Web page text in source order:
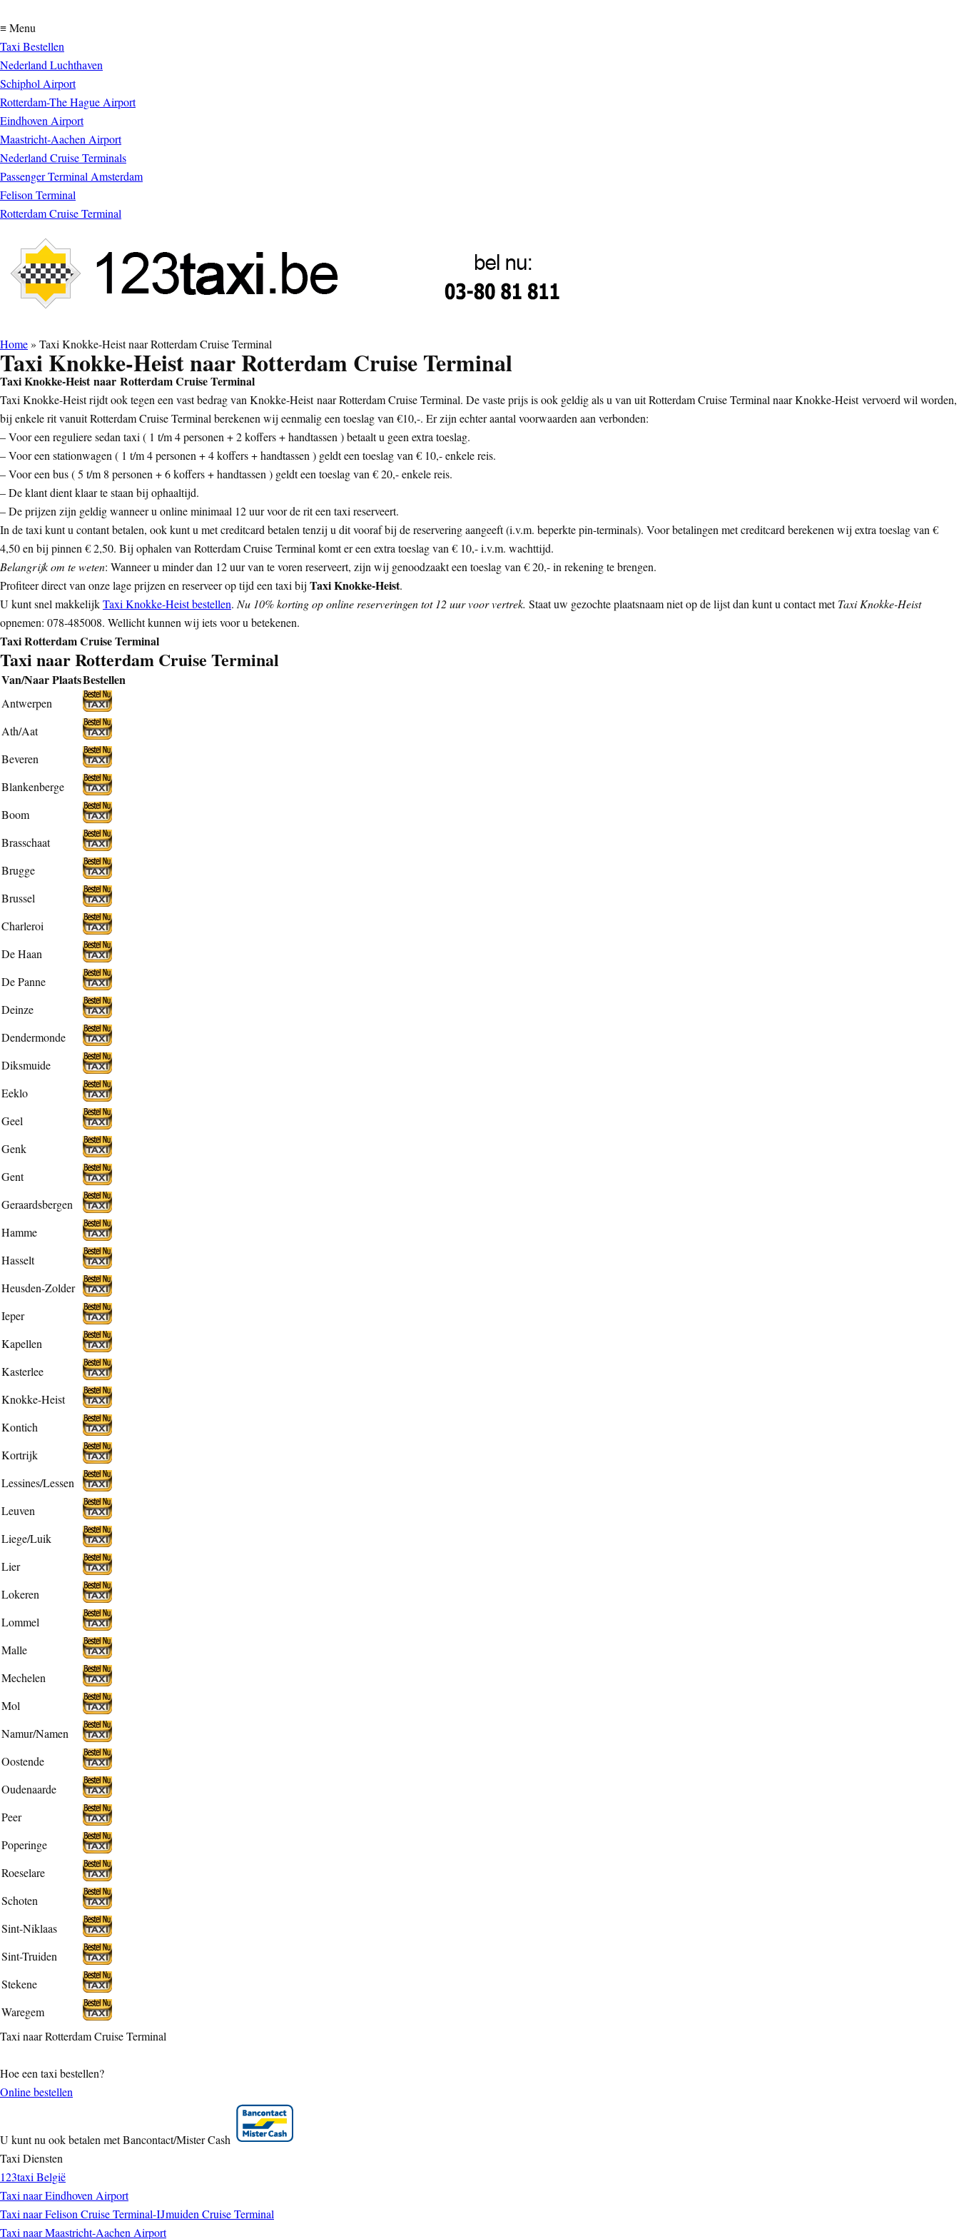
≡ Menu
Taxi Bestellen
Nederland Luchthaven
Schiphol Airport
Rotterdam-The Hague Airport
Eindhoven Airport
Maastricht-Aachen Airport
Nederland Cruise Terminals
Passenger Terminal Amsterdam
Felison Terminal
Rotterdam Cruise Terminal
Home» Taxi Knokke-Heist naar Rotterdam Cruise Terminal
Taxi Knokke-Heist naar Rotterdam Cruise Terminal
Taxi Knokke-Heist naar Rotterdam Cruise Terminal
Taxi Knokke-Heist rijdt ook tegen een vast bedrag van Knokke-Heist naar Rotterdam Cruise Terminal. De vaste prijs is ook geldig als u van uit Rotterdam Cruise Terminal naar Knokke-Heist vervoerd wil worden,
bij enkele rit vanuit Rotterdam Cruise Terminal berekenen wij eenmalig een toeslag van €10,-. Er zijn echter aantal voorwaarden aan verbonden:
– Voor een reguliere sedan taxi ( 1 t/m 4 personen + 2 koffers + handtassen ) betaalt u geen extra toeslag.
– Voor een stationwagen ( 1 t/m 4 personen + 4 koffers + handtassen ) geldt een toeslag van € 10,- enkele reis.
– Voor een bus ( 5 t/m 8 personen + 6 koffers + handtassen ) geldt een toeslag van € 20,- enkele reis.
– De klant dient klaar te staan bij ophaaltijd.
– De prijzen zijn geldig wanneer u online minimaal 12 uur voor de rit een taxi reserveert.
In de taxi kunt u contant betalen, ook kunt u met creditcard betalen tenzij u dit vooraf bij de reservering aangeeft (i.v.m. beperkte pin-terminals). Voor betalingen met creditcard berekenen wij extra toeslag van €
4,50 en bij pinnen € 2,50. Bij ophalen van Rotterdam Cruise Terminal komt er een extra toeslag van € 10,- i.v.m. wachttijd.
Belangrijk om te weten: Wanneer u minder dan 12 uur van te voren reserveert, zijn wij genoodzaakt een toeslag van € 20,- in rekening te brengen.
Profiteer direct van onze lage prijzen en reserveer op tijd een taxi bij Taxi Knokke-Heist.
U kunt snel makkelijkTaxi Knokke-Heist bestellen. Nu 10% korting op online reserveringen tot 12 uur voor vertrek. Staat uw gezochte plaatsnaam niet op de lijst dan kunt u contact metTaxi Knokke-Heist
opnemen: 078-485008. Wellicht kunnen wij iets voor u betekenen.
Taxi Rotterdam Cruise Terminal
Taxi naar Rotterdam Cruise Terminal
Van/Naar PlaatsBestellen
Antwerpen
Ath/Aat
Beveren
Blankenberge
Boom
Brasschaat
Brugge
Brussel
Charleroi
De Haan
De Panne
Deinze
Dendermonde
Diksmuide
Eeklo
Geel
Genk
Gent
Geraardsbergen
Hamme
Hasselt
Heusden-Zolder
Ieper
Kapellen
Kasterlee
Knokke-Heist
Kontich
Kortrijk
Lessines/Lessen
Leuven
Liege/Luik
Lier
Lokeren
Lommel
Malle
Mechelen
Mol
Namur/Namen
Oostende
Oudenaarde
Peer
Poperinge
Roeselare
Schoten
Sint-Niklaas
Sint-Truiden
Stekene
Waregem
Taxi naar Rotterdam Cruise Terminal
Hoe een taxi bestellen?
Online bestellen
U kunt nu ook betalen met Bancontact/Mister Cash
Taxi Diensten
123taxi België
Taxi naar Eindhoven Airport
Taxi naar Felison Cruise Terminal-IJmuiden Cruise Terminal
Taxi naar Maastricht-Aachen Airport